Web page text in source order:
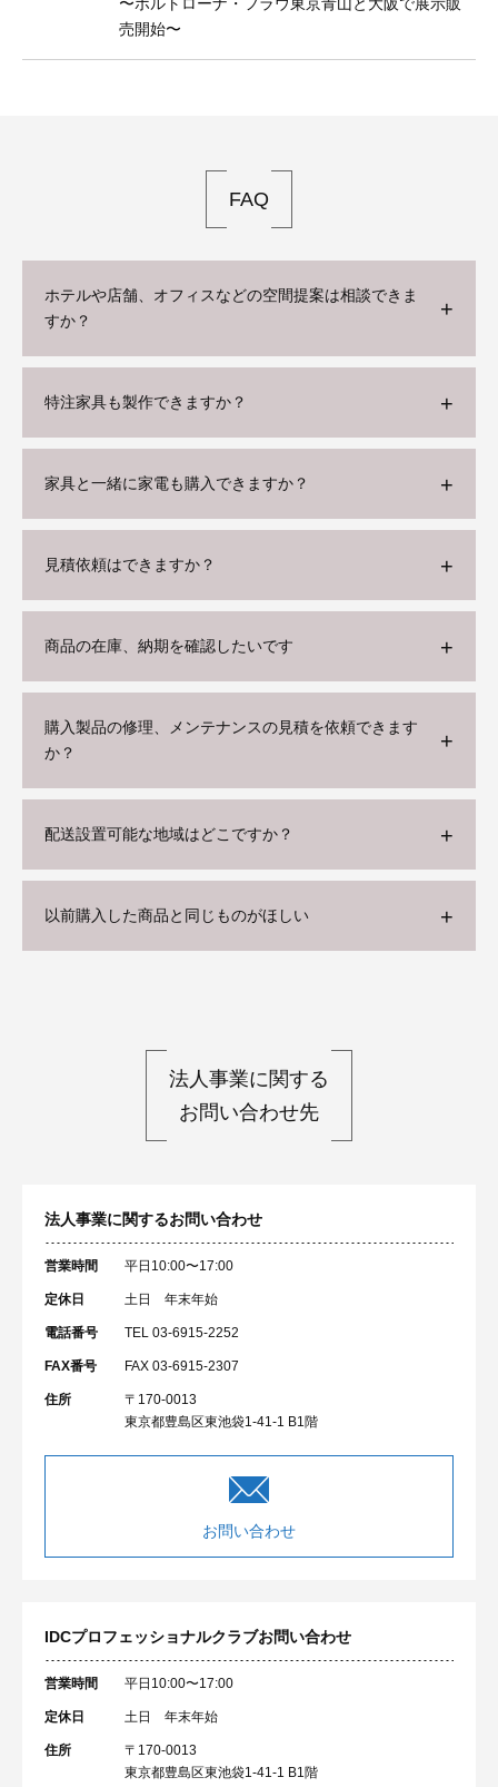
売開始〜
FAQ
ホテルや店舗、オフィスなどの空間提案は相談できま
すか？
特注家具も製作できますか？
家具と一緒に家電も購入できますか？
見積依頼はできますか？
商品の在庫、納期を確認したいです
購入製品の修理、メンテナンスの見積を依頼できます
か？
配送設置可能な地域はどこですか？
以前購入した商品と同じものがほしい
法人事業に関する
お問い合わせ先
法人事業に関するお問い合わせ
営業時間 平日10:00〜17:00
定休日 土日 年末年始
電話番号 TEL 03-6915-2252
FAX番号 FAX 03-6915-2307
住所
〒170-0013
東京都豊島区東池袋1-41-1 B1階
お問い合わせ
IDCプロフェッショナルクラブお問い合わせ
営業時間 平日10:00〜17:00
定休日 土日 年末年始
住所
〒170-0013
東京都豊島区東池袋1-41-1 B1階